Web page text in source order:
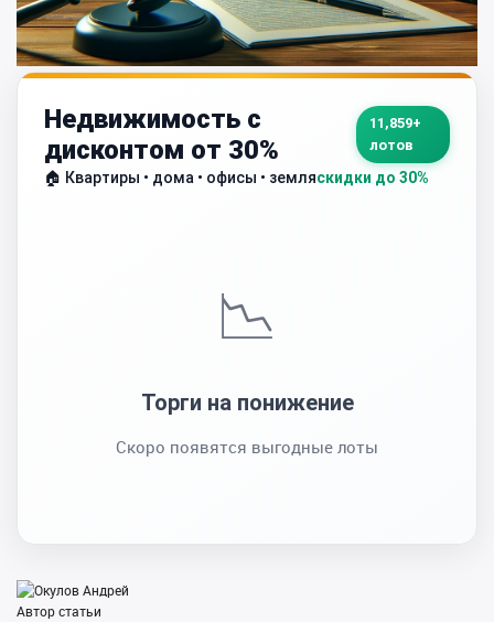
Недвижимость с
дисконтом от 30%
11,859+
лотов
🏠 Квартиры • дома • офисы • земляскидки до 30%
📉
Торги на понижение
Скоро появятся выгодные лоты
Автор статьи